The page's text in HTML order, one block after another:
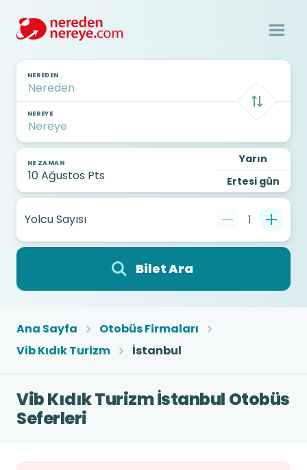
NEREDEN
NEREYE
NE ZAMAN
Yarın
Ertesi gün
Yolcu Sayısı 1
Bilet Ara
Ana Sayfa
Otobüs Firmaları
Vib Kıdık Turizm
İstanbul
Vib Kıdık Turizm İstanbul Otobüs
Seferleri